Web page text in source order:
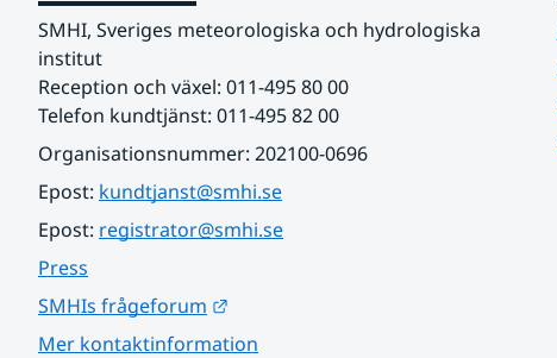
SMHI, Sveriges meteorologiska och hydrologiska
institut
Reception och växel: 011-495 80 00
Telefon kundtjänst: 011-495 82 00
Organisationsnummer: 202100-0696
Epost: kundtjanst@smhi.se
Epost: registrator@smhi.se
Press
SMHIs frågeforum
Mer kontaktinformation